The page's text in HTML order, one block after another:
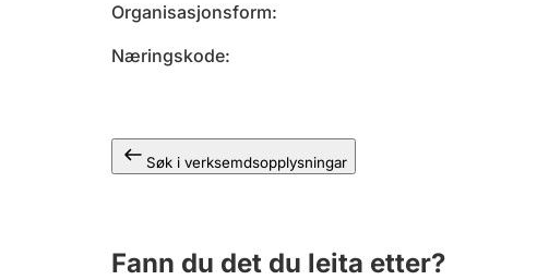
Organisasjonsform
Næringskode
Søk i verksemdsopplysningar
Fann du det du leita etter?